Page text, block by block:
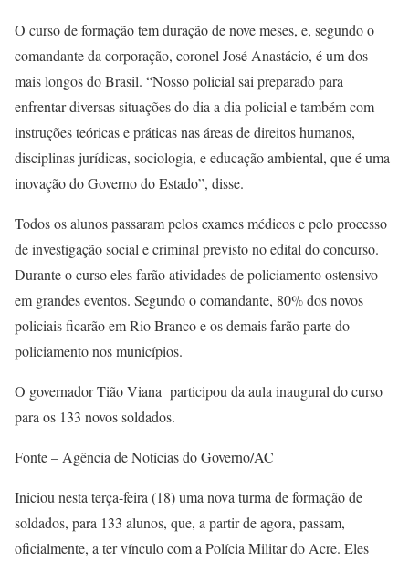
O curso de formação tem duração de nove meses, e, segundo o
comandante da corporação, coronel José Anastácio, é um dos
mais longos do Brasil. “Nosso policial sai preparado para
enfrentar diversas situações do dia a dia policial e também com
instruções teóricas e práticas nas áreas de direitos humanos,
disciplinas jurídicas, sociologia, e educação ambiental, que é uma
inovação do Governo do Estado”, disse.
Todos os alunos passaram pelos exames médicos e pelo processo
de investigação social e criminal previsto no edital do concurso.
Durante o curso eles farão atividades de policiamento ostensivo
em grandes eventos. Segundo o comandante, 80% dos novos
policiais ficarão em Rio Branco e os demais farão parte do
policiamento nos municípios.
O governador Tião Viana participou da aula inaugural do curso
para os 133 novos soldados.
Fonte – Agência de Notícias do Governo/AC
Iniciou nesta terça-feira (18) uma nova turma de formação de
soldados, para 133 alunos, que, a partir de agora, passam,
oficialmente, a ter vínculo com a Polícia Militar do Acre. Eles